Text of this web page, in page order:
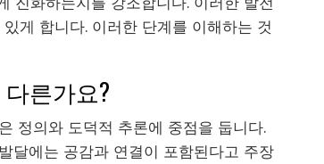
게 합니다. 이러한 단계를 이해하는 것
른가요?
정의와 도덕적 추론에 중점을 둡니다.
달에는 공감과 연결이 포함된다고 주장